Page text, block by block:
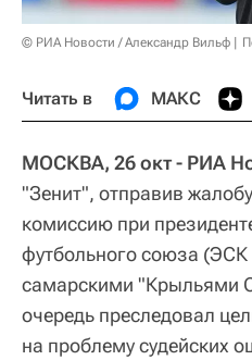
© РИА Новости / Александр Вильф
Читать в МАКС
МОСКВА, 26 окт - РИА
"Зенит", отправив
комиссию при
футбольного союза
самарскими "Крыльями
очередь преследовал
на проблему судейских